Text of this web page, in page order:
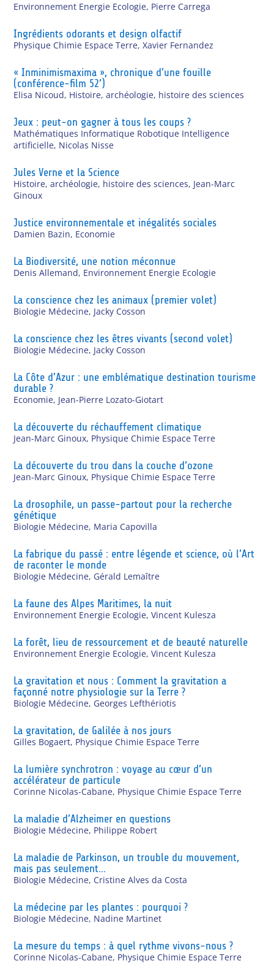
Environnement Energie Ecologie, Pierre Carrega
Ingrédients odorants et design olfactif
Physique Chimie Espace Terre,Xavier Fernandez
« Inminimismaxima », chronique d’une fouille
(conférence-film 52’)
Elisa Nicoud, Histoire, archéologie, histoire des sciences
Jeux : peut-on gagner à tous les coups ?
Mathématiques Informatique Robotique Intelligence
artificielle, Nicolas Nisse
Jules Verne et la Science
Histoire, archéologie, histoire des sciences, Jean-Marc
Ginoux
Justice environnementale et inégalités sociales
Damien Bazin, Economie
La Biodiversité, une notion méconnue
Denis Allemand, Environnement Energie Ecologie
La conscience chez les animaux (premier volet)
Biologie Médecine, Jacky Cosson
La conscience chez les êtres vivants (second volet)
Biologie Médecine, Jacky Cosson
La Côte d’Azur : une emblématique destination tourisme
durable ?
Economie, Jean-Pierre Lozato-Giotart
La découverte du réchauffement climatique
Jean-Marc Ginoux, Physique Chimie Espace Terre
La découverte du trou dans la couche d’ozone
Jean-Marc Ginoux, Physique Chimie Espace Terre
La drosophile, un passe-partout pour la recherche
génétique
Biologie Médecine, Maria Capovilla
La fabrique du passé : entre légende et science, où l’Art
de raconter le monde
Biologie Médecine, Gérald Lemaître
La faune des Alpes Maritimes, la nuit
Environnement Energie Ecologie,Vincent Kulesza
La forêt, lieu de ressourcement et de beauté naturelle
Environnement Energie Ecologie,Vincent Kulesza
La gravitation et nous : Comment la gravitation a
façonné notre physiologie sur la Terre ?
Biologie Médecine, Georges Lefthériotis
La gravitation, de Galilée à nos jours
Gilles Bogaert, Physique Chimie Espace Terre
La lumière synchrotron : voyage au cœur d’un
accélérateur de particule
Corinne Nicolas-Cabane, Physique Chimie Espace Terre
La maladie d’Alzheimer en questions
Biologie Médecine, Philippe Robert
La maladie de Parkinson, un trouble du mouvement,
mais pas seulement…
Biologie Médecine, Cristine Alves da Costa
La médecine par les plantes : pourquoi ?
Biologie Médecine, Nadine Martinet
La mesure du temps : à quel rythme vivons-nous ?
Corinne Nicolas-Cabane, Physique Chimie Espace Terre